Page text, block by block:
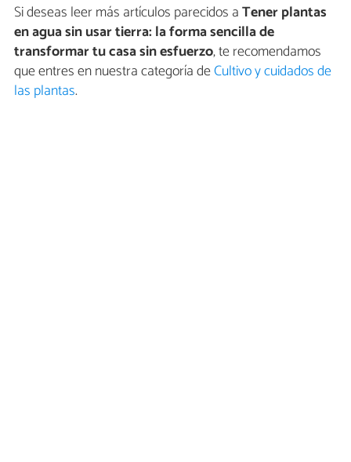
Si deseas leer más artículos parecidos aTener plantas
en agua sin usar tierra: la forma sencilla de
transformar tu casa sin esfuerzo, te recomendamos
que entres en nuestra categoría deCultivo y cuidados de
las plantas.